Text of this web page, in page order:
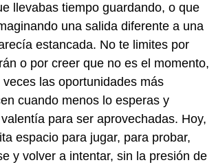
llevabas tiempo guardando, o que
una salida diferente a una
estancada. No te limites por
o por creer que no es el momento,
las oportunidades más
cuando menos lo esperas y
para ser aprovechadas. Hoy,
espacio para jugar, para probar,
y volver a intentar, sin la presión de